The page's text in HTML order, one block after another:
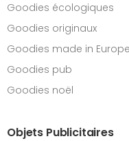
Goodies écologiques
Goodies originaux
Goodies made in Europe
Goodies pub
Goodies noël
Objets Publicitaires